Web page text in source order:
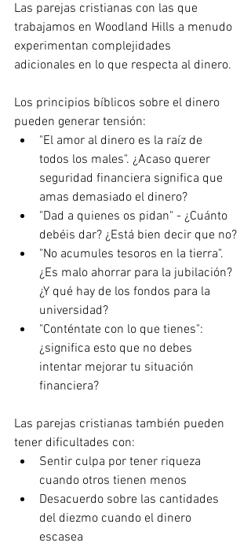
Las parejas cristianas con las que
trabajamos en Woodland Hills a menudo
experimentan complejidades
adicionales en lo que respecta al dinero.
Los principios bíblicos sobre el dinero
pueden generar tensión:
"El amor al dinero es la raíz de
todos los males". ¿Acaso querer
seguridad financiera significa que
amas demasiado el dinero?
"Dad a quienes os pidan" - ¿Cuánto
debéis dar? ¿Está bien decir que no?
"No acumules tesoros en la tierra".
¿Es malo ahorrar para la jubilación?
¿Y qué hay de los fondos para la
universidad?
"Conténtate con lo que tienes":
¿significa esto que no debes
intentar mejorar tu situación
financiera?
Las parejas cristianas también pueden
tener dificultades con:
Sentir culpa por tener riqueza
cuando otros tienen menos
Desacuerdo sobre las cantidades
del diezmo cuando el dinero
escasea